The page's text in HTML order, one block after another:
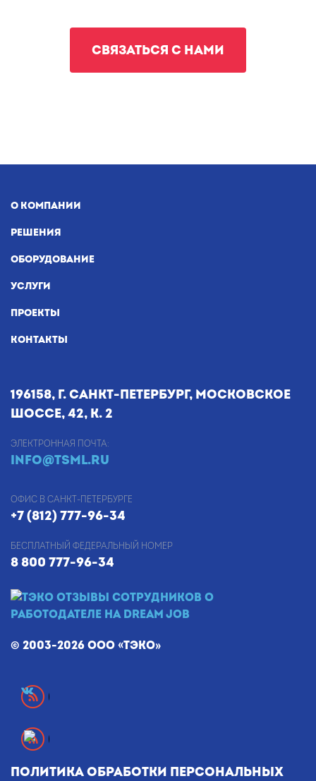
СВЯЗАТЬСЯ С НАМИ
О КОМПАНИИ
РЕШЕНИЯ
ОБОРУДОВАНИЕ
УСЛУГИ
ПРОЕКТЫ
КОНТАКТЫ
196158, г. Санкт-Петербург, Московское
шоссе, 42, к. 2
Электронная почта:
info@tsml.ru
Офис в Санкт-Петербурге
+7 (812) 777-96-34
Бесплатный федеральный номер
8 800 777-96-34
© 2003-2026 ООО «ТЭКО»
Политика обработки персональных